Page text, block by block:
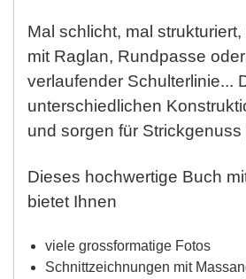
Mal schlicht, mal
mit Raglan, Rundpasse
verlaufender Schulterlinie...
unterschiedlichen
und sorgen für Strickgenuss
Dieses hochwertige Buch
bietet Ihnen
viele grossformatige Fotos
Schnittzeichnungen mit